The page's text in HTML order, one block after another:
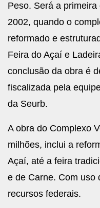
Peso. Será a
2002, quando o
reformado e
Feira do Açaí e
conclusão da obra é
fiscalizada pela
da Seurb.
A obra do Complexo
milhões, inclui a
Açaí, até a feira
e de Carne. Com uso
recursos federais.